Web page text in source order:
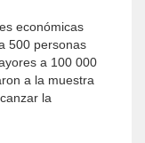
económicas
500 personas
a 100 000
a la muestra
la